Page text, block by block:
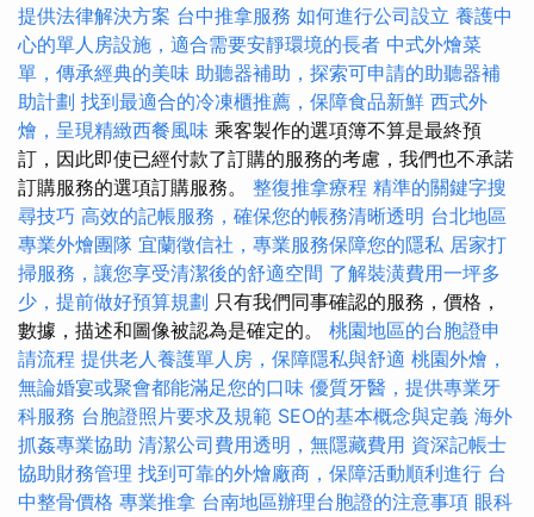
提供法律解決方案 台中推拿服務 如何進行公司設立 養護中
心的單人房設施，適合需要安靜環境的長者 中式外燴菜
單，傳承經典的美味 助聽器補助，探索可申請的助聽器補
助計劃 找到最適合的冷凍櫃推薦，保障食品新鮮 西式外
燴，呈現精緻西餐風味 乘客製作的選項簿不算是最終預
訂，因此即使已經付款了訂購的服務的考慮，我們也不承諾
訂購服務的選項訂購服務。 整復推拿療程 精準的關鍵字搜
尋技巧 高效的記帳服務，確保您的帳務清晰透明 台北地區
專業外燴團隊 宜蘭徵信社，專業服務保障您的隱私 居家打
掃服務，讓您享受清潔後的舒適空間 了解裝潢費用一坪多
少，提前做好預算規劃 只有我們同事確認的服務，價格，
數據，描述和圖像被認為是確定的。 桃園地區的台胞證申
請流程 提供老人養護單人房，保障隱私與舒適 桃園外燴，
無論婚宴或聚會都能滿足您的口味 優質牙醫，提供專業牙
科服務 台胞證照片要求及規範 SEO的基本概念與定義 海外
抓姦專業協助 清潔公司費用透明，無隱藏費用 資深記帳士
協助財務管理 找到可靠的外燴廠商，保障活動順利進行 台
中整骨價格 專業推拿 台南地區辦理台胞證的注意事項 眼科